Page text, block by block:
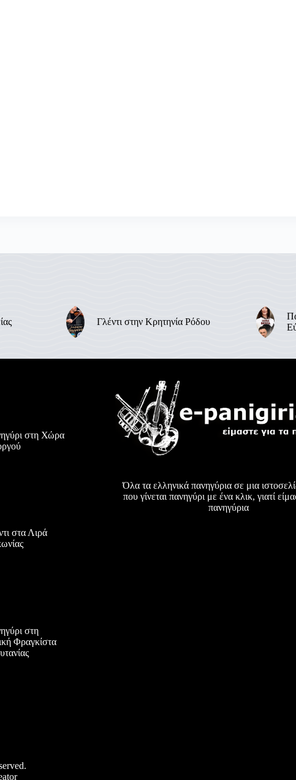
Γλέντι στην Κρητηνία Ρόδου
στη Χώρα
στα Λιρά
στη
Φραγκίστα
Όλα τα ελληνικά πανηγύρια σε μια
που γίνεται πανηγύρι με ένα κλικ, γιατί
πανηγύρια